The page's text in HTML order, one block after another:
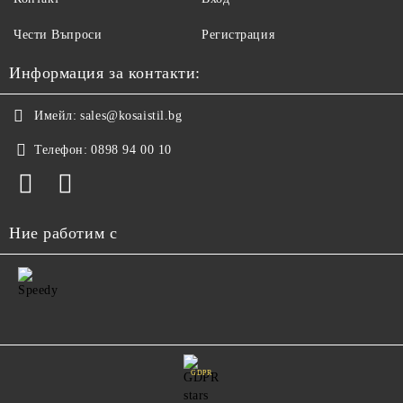
Чести Въпроси Регистрация
Информация за контакти:
Имейл: sales@kosaistil.bg
Телефон: 0898 94 00 10
Ние работим с
GDPR